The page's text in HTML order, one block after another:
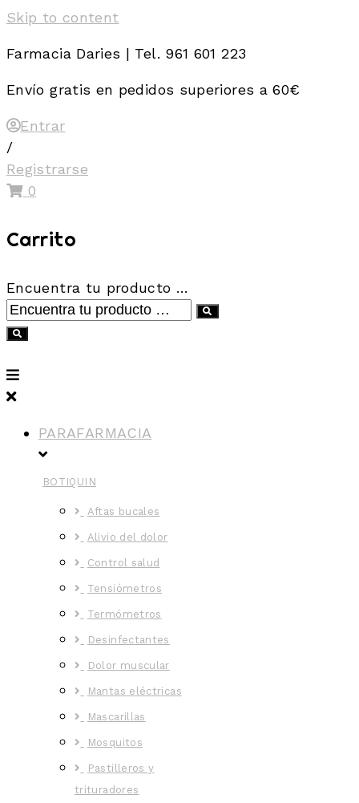
Skip to content
Farmacia Daries | Tel. 961 601 223
Envío gratis en pedidos superiores a 60€
Entrar
/
Registrarse
0
Carrito
Encuentra tu producto …
PARAFARMACIA
BOTIQUIN
Aftas bucales
Alivio del dolor
Control salud
Tensiómetros
Termómetros
Desinfectantes
Dolor muscular
Mantas eléctricas
Mascarillas
Mosquitos
Pastilleros y
trituradores